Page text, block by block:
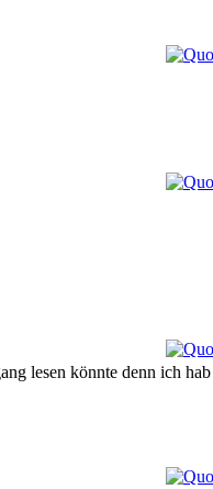
lesen könnte denn ich